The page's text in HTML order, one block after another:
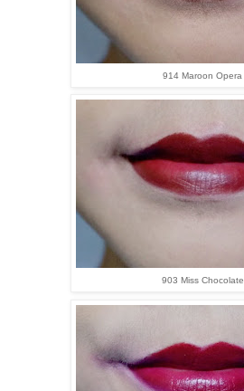
914 Maroon Opera
903 Miss Chocolate